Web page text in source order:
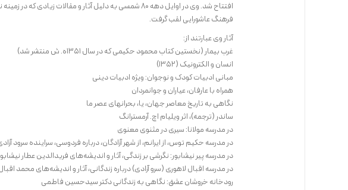
افتتاح شد. وی در اوایل دهه 80 شمسی به دلیل آثار و
فرهنگ عاشورایی لقب گرفت.
آثار وی عبارتند از:
غرب بیمار (نخستین کتاب محمود حکیمی که در سال ۱۳۵۱ه. ش منتشر شد)
انسان و الکترونیک (۱۳۵۲)
مبانی ادبیات کودک و نوجوان: ویژه ادبیات دینی
همراه با عارفان، عیاران و جوانمردان
نگاهی به تاریخ معاصر جهان، یا، بحرانهای عصر ما
ساندر (ترجمه)، اثر ویلیام اچ. آرمسترانگ
در مدرسه مولانا: سیری در مثنوی معنوی
در مدرسه حکیم توس، از ایرانم، از شهر آزادگان، درباره فردوسی، سراینده سرود
در مدرسه پیر نیشابور: نگرشی بر زندگی، آثار و اندیشه‌های فریدالدین عطار
در مدرسه اقبال لاهوری (سرو آزادی) درباره زندگانی، آثار و اندیشه‌های محمد
رودخانه خروشان عشق: نگاهی به زندگانی دکتر سیدحسین فاطمی